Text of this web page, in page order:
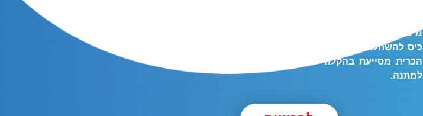
מים או חימום במיקרוגל, הכרית עטופה בבד נעים למגע ובעלת
כיס להשחלת הידיים. פינוק אמיתי לימים קרים ולחימום הגוף,
הכרית מסייעת בהקלה על שרירים תפוסים ומתאימה במיוחד
למתנה.